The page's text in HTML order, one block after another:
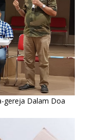
gereja Dalam Doa